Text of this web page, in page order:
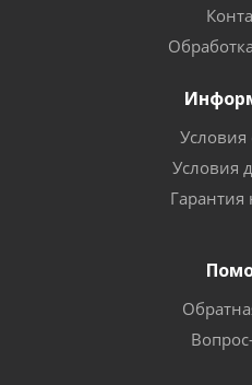
Условия
Условия
Гарантия